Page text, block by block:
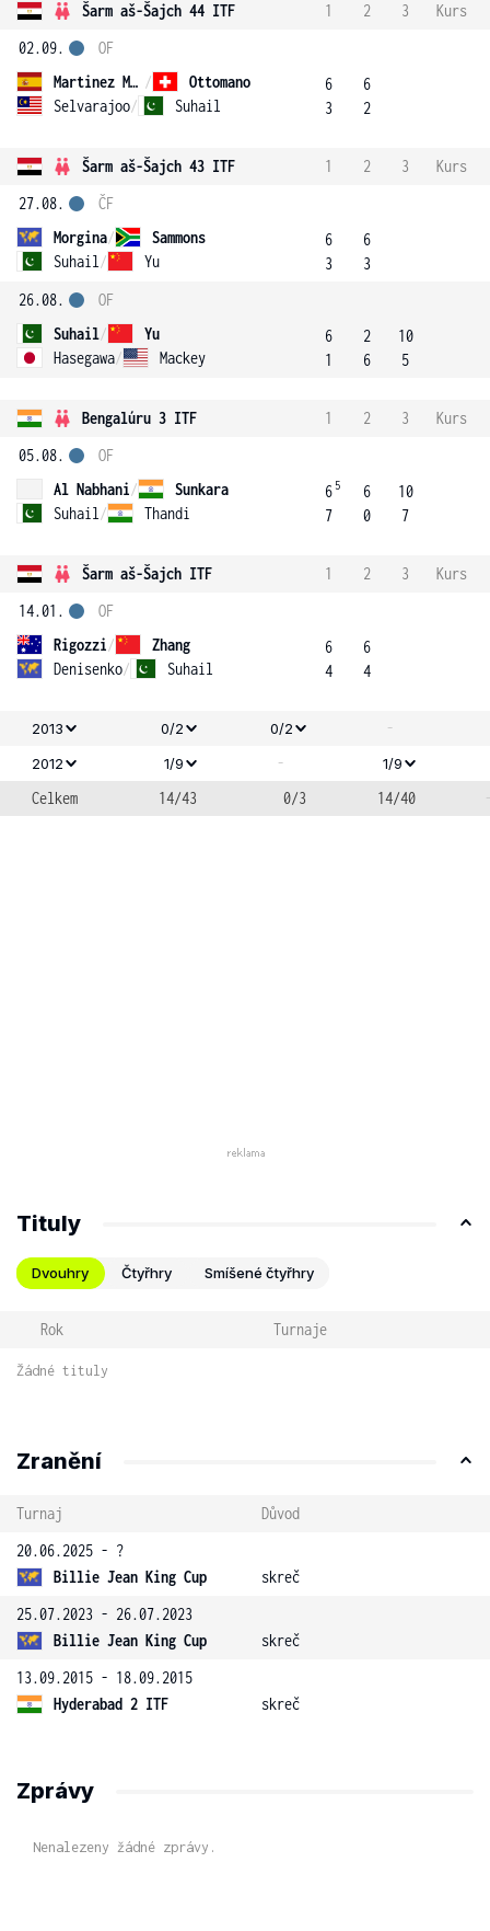
Šarm aš-Šajch 44 ITF 1 2 3
Kurs
02.09.
Martinez Martinez /
Ottomano
Selvarajoo/ Suhail
OF
6
3
6
2
Šarm aš-Šajch 43 ITF 1 2 3
Kurs
27.08.
Morgina/
Sammons
Suhail / Yu
ČF
6
3
6
3
26.08.
Suhail/
Yu
Hasegawa/ Mackey
OF
6
1
2
6
10
5
Bengalúru 3 ITF 1 2 3
Kurs
05.08.
Al Nabhani/
Sunkara
Suhail / Thandi
OF
6 5
7
6
0
10
7
Šarm aš-Šajch ITF 1 2 3
Kurs
14.01.
Rigozzi/
Zhang
Denisenko/ Suhail
OF
6
4
6
4
2013 0/2 0/2 -
2012 1/9 - 1/9
Celkem 14/43 0/3 14/40
Tituly
Dvouhry Čtyřhry Smíšené čtyřhry
Rok Turnaje
Žádné tituly
Zranění
Turnaj
Důvod
20.06.2025 - ?
Billie Jean King Cup
skreč
25.07.2023 - 26.07.2023
Billie Jean King Cup
skreč
13.09.2015 - 18.09.2015
Hyderabad 2 ITF
skreč
Zprávy
Nenalezeny žádné zprávy.